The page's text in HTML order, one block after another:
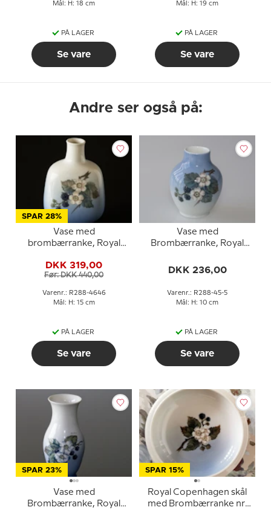
Mål: H: 18 cm
PÅ LAGER
Se vare
Mål: H: 19 cm
PÅ LAGER
Se vare
Andre ser også på:
SPAR 28%
Vase med
brombærranke, Royal
4646
DKK 319,00
Før: DKK 440,00
Varenr.: R288-4646
Mål: H: 15 cm
PÅ LAGER
Se vare
Vase med
Brombærranke, Royal
5 eller 815
DKK 236,00
Varenr.: R288-45-5
Mål: H: 10 cm
PÅ LAGER
Se vare
SPAR 23%
Vase med
Brombærranke, Royal
SPAR 15%
Royal Copenhagen skål
med Brombærranke nr.